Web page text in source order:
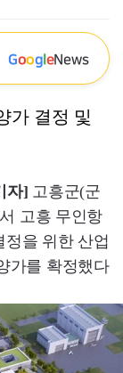
GoogleNews
가 결정 및
자] 고흥군(군
고흥 무인항
을 위한 산업
가를 확정했다